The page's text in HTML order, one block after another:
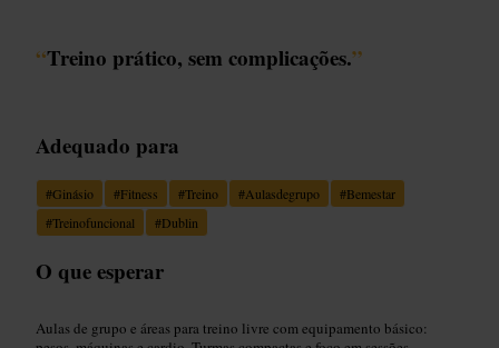
“Treino prático, sem complicações.”
Adequado para
#Ginásio #Fitness #Treino #Aulasdegrupo #Bemestar
#Treinofuncional #Dublin
O que esperar
Aulas de grupo e áreas para treino livre com equipamento básico: